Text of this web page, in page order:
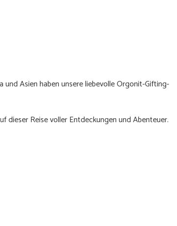
Asien haben unsere liebevolle Orgonit-Gifting-
dieser Reise voller Entdeckungen und Abenteuer.